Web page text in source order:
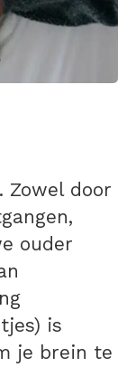
Zowel door
ouder
is
je brein te